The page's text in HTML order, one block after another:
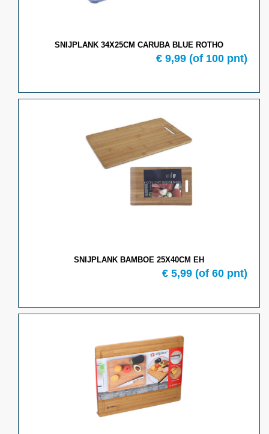
SNIJPLANK 34X25CM CARUBA BLUE ROTHO
€ 9,99 (of 100 pnt)
SNIJPLANK BAMBOE 25X40CM EH
€ 5,99 (of 60 pnt)